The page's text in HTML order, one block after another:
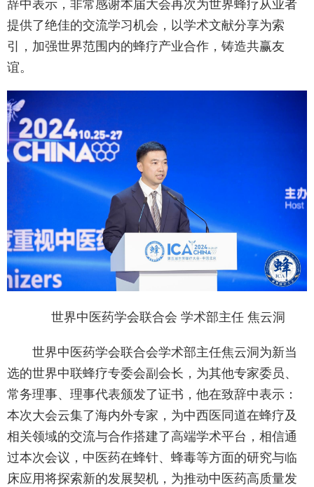
提供了绝佳的交流学习机会，以学术文献分享为索
引，加强世界范围内的蜂疗产业合作，铸造共赢友
谊。
世界中医药学会联合会 学术部主任 焦云洞
世界中医药学会联合会学术部主任焦云洞为新当
选的世界中联蜂疗专委会副会长，为其他专家委员、
常务理事、理事代表颁发了证书，他在致辞中表示：
本次大会云集了海内外专家，为中西医同道在蜂疗及
相关领域的交流与合作搭建了高端学术平台，相信通
过本次会议，中医药在蜂针、蜂毒等方面的研究与临
床应用将探索新的发展契机，为推动中医药高质量发